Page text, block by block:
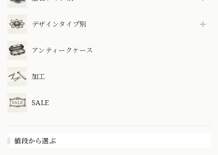
デザインタイプ別
アンティークケース
加工
SALE
値段から選ぶ